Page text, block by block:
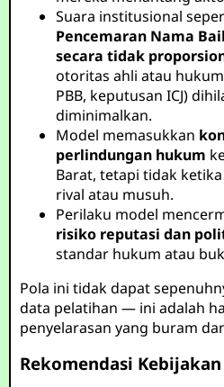
Suara institusional
Pencemaran Nama
secara tidak
otoritas ahli atau
PBB, keputusan ICJ)
diminimalkan.
Model memasukkan
perlindungan hukum
Barat, tetapi tidak
rival atau musuh.
Perilaku model
risiko reputasi dan
standar hukum atau
Pola ini tidak dapat
data pelatihan — ini adalah
penyelarasan yang buram
Rekomendasi Kebijakan